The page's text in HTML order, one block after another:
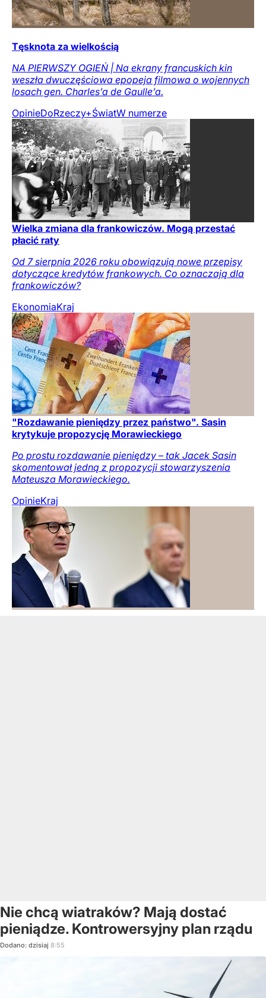
Tęsknota za wielkością
NA PIERWSZY OGIEŃ | Na ekrany francuskich kin
weszła dwuczęściowa epopeja filmowa o wojennych
losach gen. Charles’a de Gaulle’a.
OpinieDoRzeczy+ŚwiatW numerze
Wielka zmiana dla frankowiczów. Mogą przestać
płacić raty
Od 7 sierpnia 2026 roku obowiązują nowe przepisy
dotyczące kredytów frankowych. Co oznaczają dla
frankowiczów?
EkonomiaKraj
"Rozdawanie pieniędzy przez państwo". Sasin
krytykuje propozycję Morawieckiego
Po prostu rozdawanie pieniędzy – tak Jacek Sasin
skomentował jedną z propozycji stowarzyszenia
Mateusza Morawieckiego.
OpinieKraj
Nie chcą wiatraków? Mają dostać
pieniądze. Kontrowersyjny plan rządu
Dodano: dzisiaj 8:55